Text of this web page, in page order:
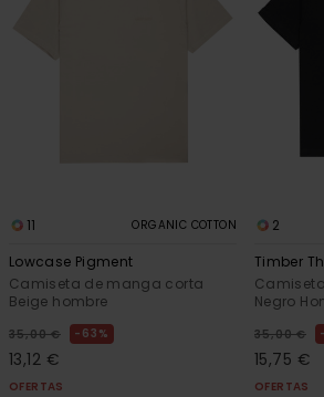
11 ORGANIC COTTON
Lowcase Pigment
Camiseta de manga corta
Beige hombre
35,00 € 63%
13,12 €
OFERTAS
2
Timber
Negro
35,00 €
15,75 €
OFERTAS